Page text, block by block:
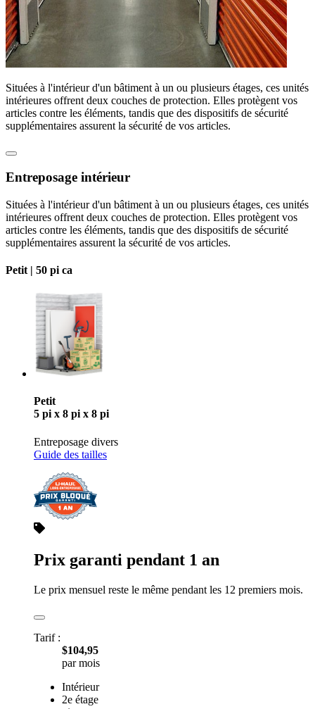
Situées à l'intérieur d'un bâtiment à un ou plusieurs étages, ces unités
intérieures offrent deux couches de protection. Elles protègent vos
articles contre les éléments, tandis que des dispositifs de sécurité
supplémentaires assurent la sécurité de vos articles.
Entreposage intérieur
Situées à l'intérieur d'un bâtiment à un ou plusieurs étages, ces unités
intérieures offrent deux couches de protection. Elles protègent vos
articles contre les éléments, tandis que des dispositifs de sécurité
supplémentaires assurent la sécurité de vos articles.
Petit | 50 pi ca
Petit
5 pi x 8 pi x 8 pi
Entreposage divers
Guide des tailles
Prix garanti pendant 1 an
Le prix mensuel reste le même pendant les 12 premiers mois.
Tarif :
$104,95
par mois
Intérieur
2e étage